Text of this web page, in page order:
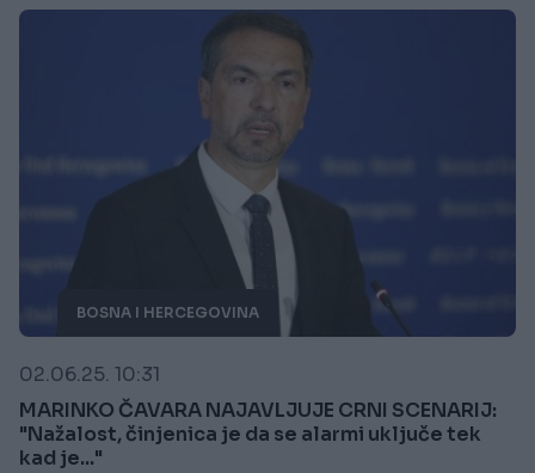
BOSNA I HERCEGOVINA
02.06.25. 10:31
MARINKO ČAVARA NAJAVLJUJE CRNI SCENARIJ:
"Nažalost, činjenica je da se alarmi uključe tek
kad je..."